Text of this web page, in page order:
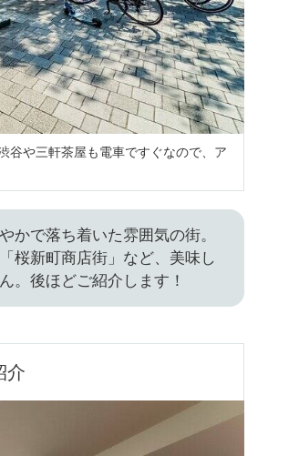
谷や三軒茶屋も電車ですぐなので、ア
かで落ち着いた雰囲気の街。
桜新町商店街」など、美味し
。後ほどご紹介します！
介